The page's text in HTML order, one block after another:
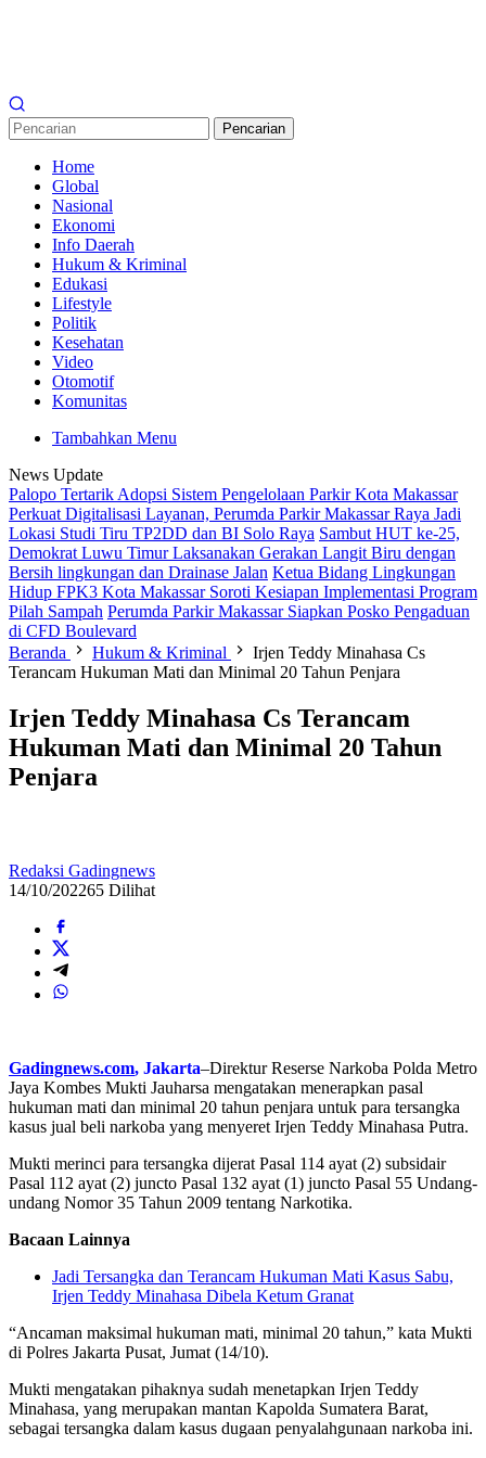
Pencarian
Home
Global
Nasional
Ekonomi
Info Daerah
Hukum & Kriminal
Edukasi
Lifestyle
Politik
Kesehatan
Video
Otomotif
Komunitas
Tambahkan Menu
News Update
Palopo Tertarik Adopsi Sistem Pengelolaan Parkir Kota Makassar
Perkuat Digitalisasi Layanan, Perumda Parkir Makassar Raya Jadi
Lokasi Studi Tiru TP2DD dan BI Solo Raya Sambut HUT ke-25,
Demokrat Luwu Timur Laksanakan Gerakan Langit Biru dengan
Bersih lingkungan dan Drainase Jalan Ketua Bidang Lingkungan
Hidup FPK3 Kota Makassar Soroti Kesiapan Implementasi Program
Pilah Sampah Perumda Parkir Makassar Siapkan Posko Pengaduan
di CFD Boulevard
Beranda
Hukum & Kriminal
Irjen Teddy Minahasa Cs
Terancam Hukuman Mati dan Minimal 20 Tahun Penjara
Irjen Teddy Minahasa Cs Terancam
Hukuman Mati dan Minimal 20 Tahun
Penjara
Redaksi Gadingnews
14/10/202265 Dilihat
Gadingnews.com, Jakarta–Direktur Reserse Narkoba Polda Metro
Jaya Kombes Mukti Jauharsa mengatakan menerapkan pasal
hukuman mati dan minimal 20 tahun penjara untuk para tersangka
kasus jual beli narkoba yang menyeret Irjen Teddy Minahasa Putra.
Mukti merinci para tersangka dijerat Pasal 114 ayat (2) subsidair
Pasal 112 ayat (2) juncto Pasal 132 ayat (1) juncto Pasal 55 Undang-
undang Nomor 35 Tahun 2009 tentang Narkotika.
Bacaan Lainnya
Jadi Tersangka dan Terancam Hukuman Mati Kasus Sabu,
Irjen Teddy Minahasa Dibela Ketum Granat
“Ancaman maksimal hukuman mati, minimal 20 tahun,” kata Mukti
di Polres Jakarta Pusat, Jumat (14/10).
Mukti mengatakan pihaknya sudah menetapkan Irjen Teddy
Minahasa, yang merupakan mantan Kapolda Sumatera Barat,
sebagai tersangka dalam kasus dugaan penyalahgunaan narkoba ini.